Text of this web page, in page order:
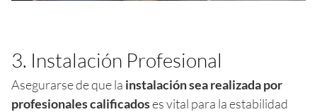
3. Instalación Profesional
Asegurarse de que la instalación sea realizada por
profesionales calificadoses vital para la estabilidad